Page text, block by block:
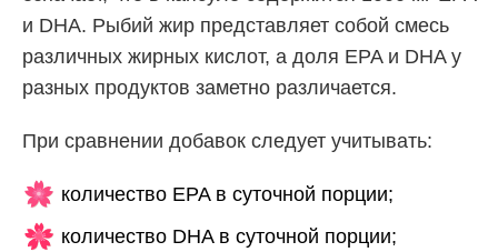
и DHA. Рыбий жир представляет собой смесь
различных жирных кислот, а доля EPA и DHA у
разных продуктов заметно различается.
При сравнении добавок следует учитывать:
количество EPA в суточной порции;
количество DHA в суточной порции;